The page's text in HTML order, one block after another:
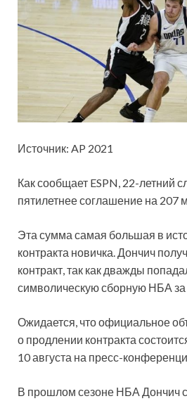
Источник: AP 2021
Как сообщает ESPN, 22-летний
пятилетнее соглашение на 207
Эта сумма самая большая в
контракта новичка. Дончич
контракт, так как дважды
символическую сборную НБА за
Ожидается, что официальное
о продлении контракта
10 августа на пресс-
В прошлом сезоне НБА Дончич